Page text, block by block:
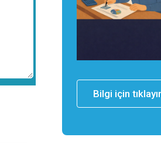
Bilgi için